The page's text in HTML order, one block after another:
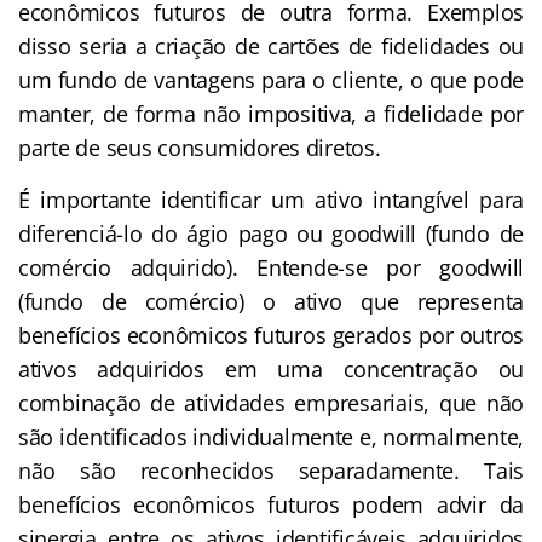
econômicos futuros de outra forma. Exemplos
disso seria a criação de cartões de fidelidades ou
um fundo de vantagens para o cliente, o que pode
manter, de forma não impositiva, a fidelidade por
parte de seus consumidores diretos.
É importante identificar um ativo intangível para
diferenciá-lo do ágio pago ou goodwill (fundo de
comércio adquirido). Entende-se por goodwill
(fundo de comércio) o ativo que representa
benefícios econômicos futuros gerados por outros
ativos adquiridos em uma concentração ou
combinação de atividades empresariais, que não
são identificados individualmente e, normalmente,
não são reconhecidos separadamente. Tais
benefícios econômicos futuros podem advir da